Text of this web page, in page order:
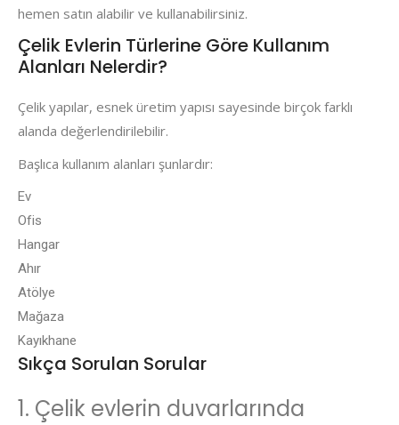
hemen satın alabilir ve kullanabilirsiniz.
Çelik Evlerin Türlerine Göre Kullanım
Alanları Nelerdir?
Çelik yapılar, esnek üretim yapısı sayesinde birçok farklı
alanda değerlendirilebilir.
Başlıca kullanım alanları şunlardır:
Ev
Ofis
Hangar
Ahır
Atölye
Mağaza
Kayıkhane
Sıkça Sorulan Sorular
1. Çelik evlerin duvarlarında